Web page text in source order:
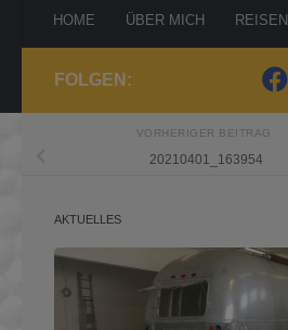
HOME ÜBER MICH REISEN
FOLGEN:
VORHERIGER BEITRAG
20210401_163954
AKTUELLES